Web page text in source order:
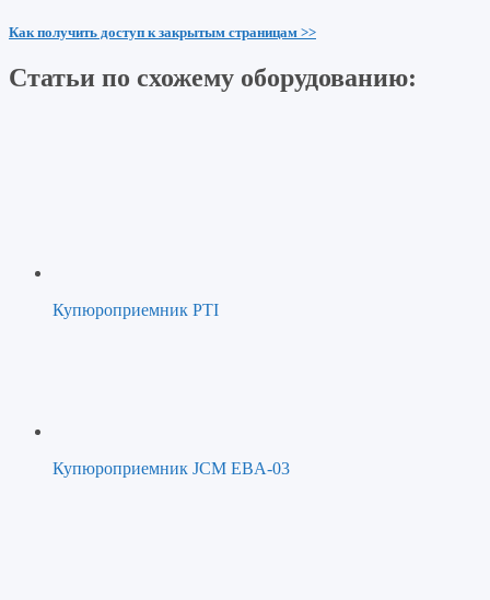
Как получить доступ к закрытым страницам >>
Статьи по схожему оборудованию:
Купюроприемник PTI
Купюроприемник JCM EBA-03